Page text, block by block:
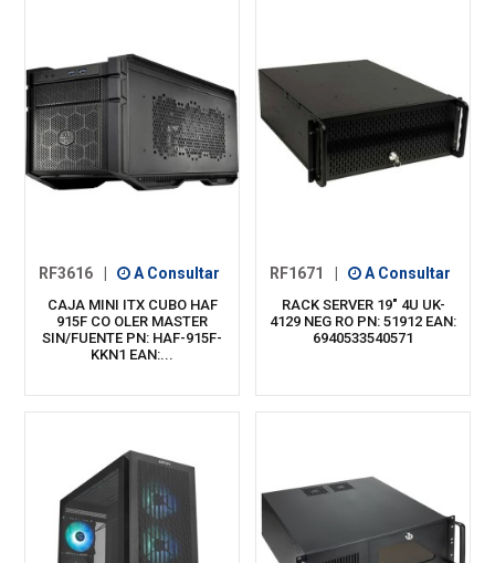
RF3616 A Consultar
CAJA MINI ITX CUBO HAF
915F CO OLER MASTER
SIN/FUENTE PN: HAF-915F-
KKN1 EAN:...
RF1671 A Consultar
RACK SERVER 19" 4U UK-
4129 NEG RO PN: 51912 EAN:
6940533540571